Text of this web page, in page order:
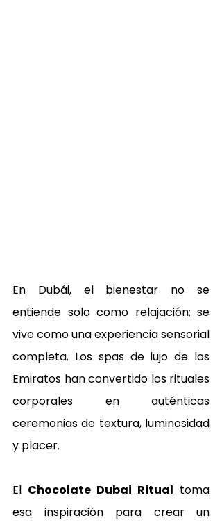
En Dubái, el bienestar no se
entiende solo como relajación: se
vive como una experiencia sensorial
completa. Los spas de lujo de los
Emiratos han convertido los rituales
corporales en auténticas
ceremonias de textura, luminosidad
y placer.
El Chocolate Dubai Ritual toma
esa inspiración para crear un